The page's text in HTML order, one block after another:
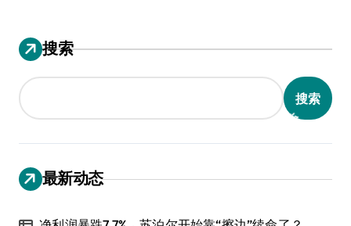
搜索
搜索
最新动态